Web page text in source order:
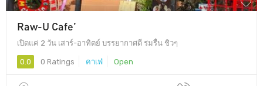
Raw-U Cafe’
เปิดแค่ 2 วัน เสาร์-อาทิตย์ บรรยากาศดี ร่มรื่น ชิวๆ
0.0 0 Ratings คาเฟ่ Open